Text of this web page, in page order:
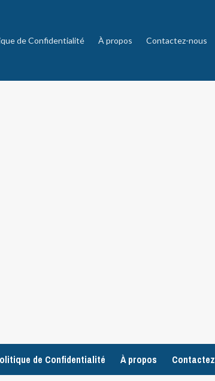
de Confidentialité À propos Contactez-nous
de Confidentialité À propos